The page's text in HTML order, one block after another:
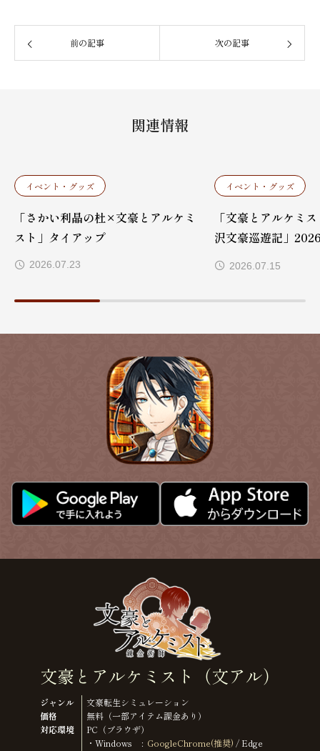
前の記事 次の記事
関連情報
イベント・グッズ
「さかい利晶の杜×文豪とアルケミ
スト」タイアップ
2026.07.23
イベント・グッズ
「文豪とアルケミ
沢文豪巡遊記」
定！2026.07.15
文豪とアルケミスト（文アル）
ジャンル
文豪転生シミュレーション
価格
無料（一部アイテム課金あり）
対応環境
PC（ブラウザ）
・Windows
GoogleChrome(推奨) / Edge